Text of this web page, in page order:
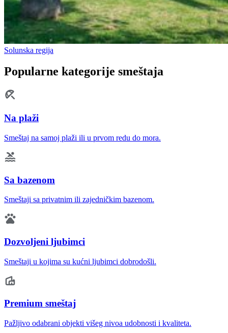
Solunska regija
Popularne kategorije smeštaja
Na plaži
Smeštaj na samoj plaži ili u prvom redu do mora.
Sa bazenom
Smeštaji sa privatnim ili zajedničkim bazenom.
Dozvoljeni ljubimci
Smeštaji u kojima su kućni ljubimci dobrodošli.
Premium smeštaj
Pažljivo odabrani objekti višeg nivoa udobnosti i kvaliteta.